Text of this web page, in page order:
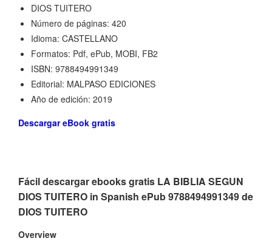
DIOS TUITERO
Número de páginas: 420
Idioma: CASTELLANO
Formatos: Pdf, ePub, MOBI, FB2
ISBN: 9788494991349
Editorial: MALPASO EDICIONES
Año de edición: 2019
Descargar eBook gratis
Fácil descargar ebooks gratis LA BIBLIA SEGUN
DIOS TUITERO in Spanish ePub 9788494991349 de
DIOS TUITERO
Overview